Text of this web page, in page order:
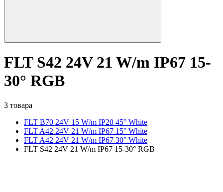
FLT S42 24V 21 W/m IP67 15-
30° RGB
3 товара
FLT B70 24V 15 W/m IP20 45° White
FLT A42 24V 21 W/m IP67 15° White
FLT A42 24V 21 W/m IP67 30° White
FLT S42 24V 21 W/m IP67 15-30° RGB